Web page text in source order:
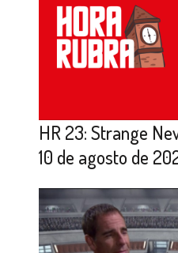
HR 23: Strange
10 de agosto de